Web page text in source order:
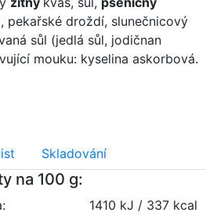
pekařské droždí, slunečnicový
sůl (jedlá sůl, jodičnan
mouku: kyselina askorbová.
Skladování
na 100 g:
1410 kJ / 337 kcal